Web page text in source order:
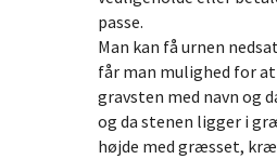
passe.
Man kan få urnen
får man mulighed for at
gravsten med navn og
og da stenen ligger i
højde med græsset,